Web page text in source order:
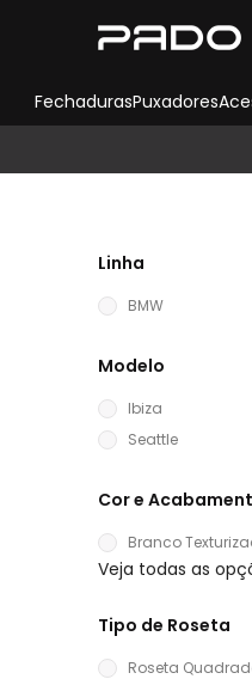
FechadurasPuxadores
Linha
BMW
Modelo
Ibiza
Seattle
Cor e
Branco
Veja todas as
Tipo de Roseta
Roseta